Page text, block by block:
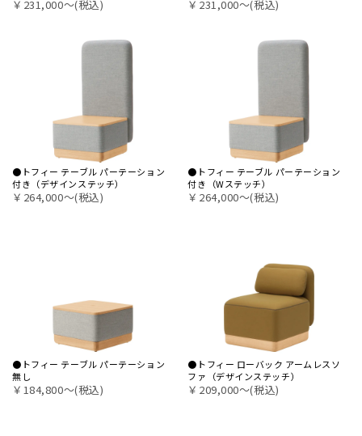
￥231,000〜(税込) ￥231,000〜(税込)
●トフィー テーブル パーテーション
付き（デザインステッチ）
￥264,000〜(税込)
●トフィー テーブル パーテーション
付き（Wステッチ）
￥264,000〜(税込)
●トフィー テーブル パーテーション
無し
￥184,800〜(税込)
●トフィー ローバック アームレスソ
ファ（デザインステッチ）
￥209,000〜(税込)